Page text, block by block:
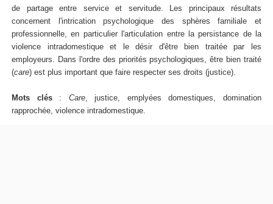
de partage entre service et servitude. Les principaux résultats
concernent l'intrication psychologique des sphères familiale et
professionnelle, en particulier l'articulation entre la persistance de la
violence intradomestique et le désir d'être bien traitée par les
employeurs. Dans l'ordre des priorités psychologiques, être bien traité
(care) est plus important que faire respecter ses droits (justice).
Mots clés: Care, justice, emplyées domestiques, domination
rapprochée, violence intradomestique.